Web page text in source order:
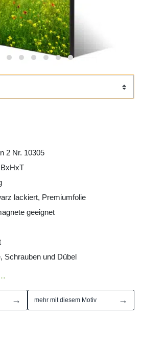
2 Nr. 10305
lackiert, Premiumfolie
geeignet
Schrauben und Dübel
→ mehr mit diesem Motiv →